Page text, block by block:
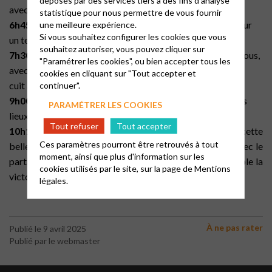
avec chants et lectures au sommet du Montmiandon.
6h45 :
Non-marcheurs, rendez-vous à l’ancienne école pour
un temps spirituel sur place.
7h30 :
Moment de rencontre et de convivialité, ouvert à tous,
avec partage du pain
cuit au four communal.
9h00 :
part vers les offices du matin de P
ques dans les
lieux de culte respectifs
10h15 :
L’Eglise Protestante Unie vous invite prolonger cette
belle matinée par un culte de Résurrection au Temple, avec le
partage de la Cène. Un temps fort pour célébrer ensemble la
victoire de la vie sur la mort, dans la paix et la foi.
Publié le 9 avril 2025
Publié par le webmaster
À ne pas rater
statistique pour nous permettre de vous fournir
une meilleure expérience.
Si vous souhaitez configurer les cookies que vous
souhaitez autoriser, vous pouvez cliquer sur
"Paramétrer les cookies", ou bien accepter tous les
cookies en cliquant sur "Tout accepter et
continuer".
PARAMÉTRER LES COOKIES
Tout refuser
Tout accepter
Ces paramètres pourront être retrouvés à tout
moment, ainsi que plus d'information sur les
cookies utilisés par le site, sur la page deMentions
légales.